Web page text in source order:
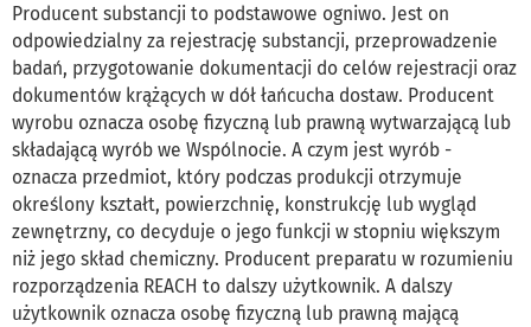
Producent substancji to podstawowe ogniwo. Jest on
odpowiedzialny za rejestrację substancji, przeprowadzenie
badań, przygotowanie dokumentacji do celów rejestracji oraz
dokumentów krążących w dół łańcucha dostaw. Producent
wyrobu oznacza osobę fizyczną lub prawną wytwarzającą lub
składającą wyrób we Wspólnocie. A czym jest wyrób -
oznacza przedmiot, który podczas produkcji otrzymuje
określony kształt, powierzchnię, konstrukcję lub wygląd
zewnętrzny, co decyduje o jego funkcji w stopniu większym
niż jego skład chemiczny. Producent preparatu w rozumieniu
rozporządzenia REACH to dalszy użytkownik. A dalszy
użytkownik oznacza osobę fizyczną lub prawną mającą